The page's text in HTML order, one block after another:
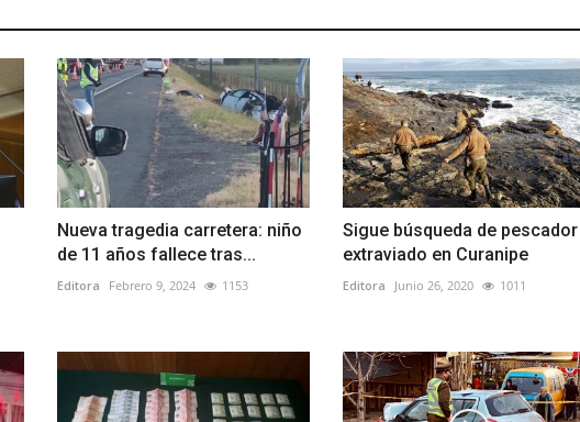
Nueva tragedia carretera: niño
de 11 años fallece tras...
Editora Febrero 9, 2024 1153
Sigue búsqueda de pescador
extraviado en Curanipe
Editora Junio 26, 2020 1011